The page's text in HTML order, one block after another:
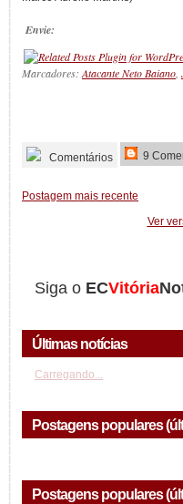
Envie:
Marcadores:Atacante Neto Baiano,
Comentários 9
Postagem mais recente
Ver
Siga o ECVitória
Últimas notícias
Carregando...
Postagens populares
Postagens populares